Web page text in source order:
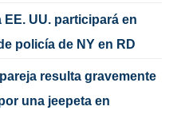
EE. UU. participará en
policía de NY en RD
resulta gravemente
una jeepeta en